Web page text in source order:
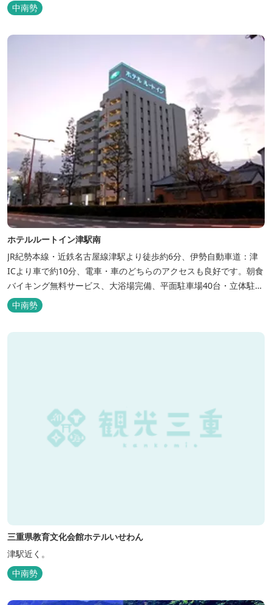
も最適です。
中南勢
ホテルルートイン津駅南
JR紀勢本線・近鉄名古屋線津駅より徒歩約6分、伊勢自動車道：津
ICより車で約10分、電車・車のどちらのアクセスも良好です。朝食
バイキング無料サービス、大浴場完備、平面駐車場40台・立体駐車
場34台、全室Wi-Fi完備。ビジネスにも観光にもご利用頂ける快適
なホテルライフをご提供します。
中南勢
三重県教育文化会館ホテルいせわん
津駅近く。
中南勢